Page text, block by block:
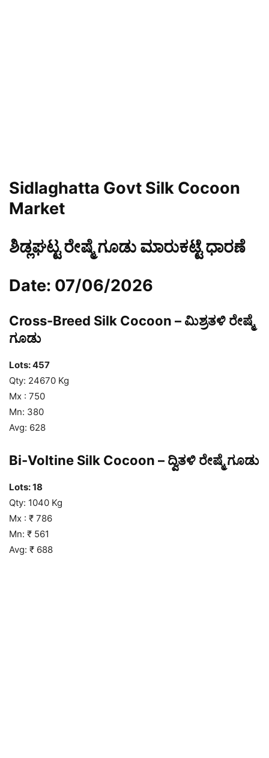
Sidlaghatta Govt Silk Cocoon
Market
ಶಿಡ್ಲಘಟ್ಟ ರೇಷ್ಮೆ ಗೂಡು ಮಾರುಕಟ್ಟೆ ಧಾರಣೆ
Date: 07/06/2026
Cross-Breed Silk Cocoon – ಮಿಶ್ರತಳಿ ರೇಷ್ಮೆ
ಗೂಡು
Lots: 457
Qty: 24670 Kg
Mx : 750
Mn: 380
Avg: 628
Bi-Voltine Silk Cocoon – ದ್ವಿತಳಿ ರೇಷ್ಮೆ ಗೂಡು
Lots: 18
Qty: 1040 Kg
Mx : ₹ 786
Mn: ₹ 561
Avg: ₹ 688